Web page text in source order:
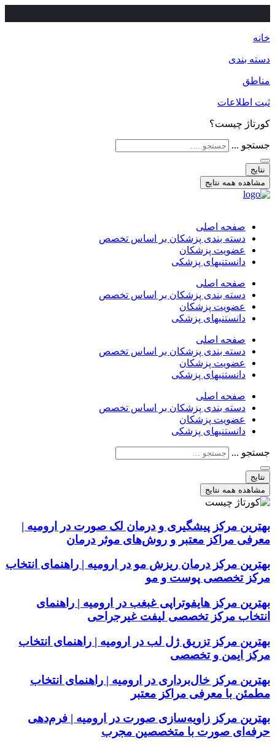
خانه
دسته بندی
مناطق
ثبت اطلاعات
کورتاژ چیست؟
جستجو ...
نتایج
مشاهده همه نتایج
صفحه اصلی
دسته بندی پزشکان بر اساس تخصص
عضویت پزشکان
دانستنیهای پزشکی
صفحه اصلی
دسته بندی پزشکان بر اساس تخصص
عضویت پزشکان
دانستنیهای پزشکی
صفحه اصلی
دسته بندی پزشکان بر اساس تخصص
عضویت پزشکان
دانستنیهای پزشکی
صفحه اصلی
دسته بندی پزشکان بر اساس تخصص
عضویت پزشکان
دانستنیهای پزشکی
جستجو ...
نتایج
مشاهده همه نتایج
بهترین مرکز پیشگیری و درمان لک صورت در ارومیه |
معرفی مراکز معتبر و روش‌های موثر درمان
بهترین مرکز درمان ریزش مو در ارومیه | راهنمای انتخاب
مرکز تخصصی پوست و مو
بهترین مرکز هایفوتراپی غبغب در ارومیه | راهنمای
انتخاب مرکز تخصصی لیفت غیرجراحی
بهترین مرکز تزریق ژل لب در ارومیه | راهنمای انتخاب
مرکز ایمن و تخصصی
بهترین مرکز خال‌برداری در ارومیه | راهنمای انتخاب
مطمئن با معرفی مراکز معتبر
بهترین مرکز زاویه‌سازی صورت در ارومیه | فرم‌دهی
حرفه‌ای صورت با متخصصین مجرب